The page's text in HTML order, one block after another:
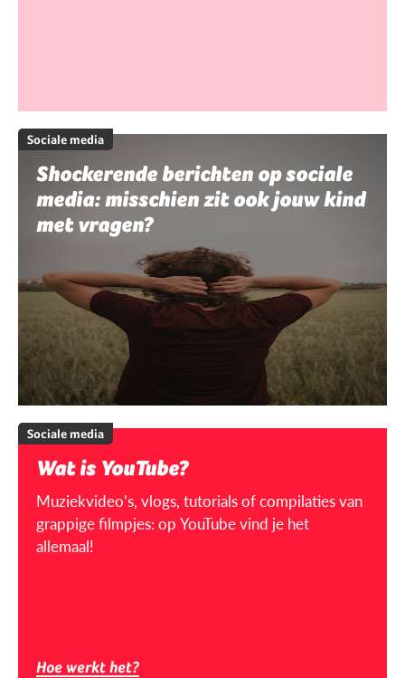
Sociale media
Shockerende berichten op sociale
media: misschien zit ook jouw kind
met vragen?
Sociale media
Wat is YouTube?
Muziekvideo’s, vlogs, tutorials of compilaties van
grappige filmpjes: op YouTube vind je het
allemaal!
Hoe werkt het?